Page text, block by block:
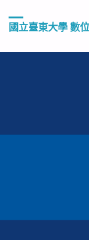
國立臺東大學 數